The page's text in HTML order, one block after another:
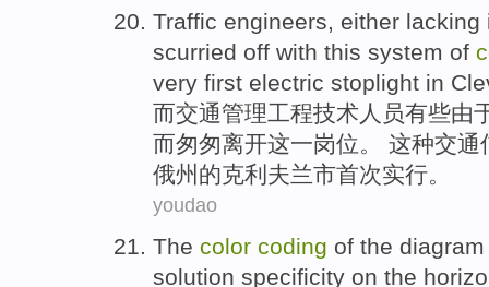
Traffic engineers, either lacking
scurried off with this system of
very first electric stoplight in
而交通管理工程技术人员有些由
而匆匆离开这一岗位。 这种交通
俄州的克利夫兰市首次实行。
youdao
The color coding of the diagram
solution specificity on the